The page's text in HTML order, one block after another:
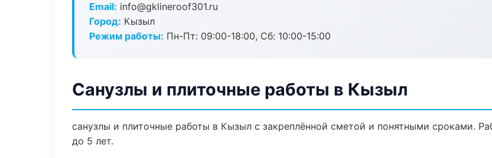
Email: info@gklineroof301.ru
Город: Кызыл
Режим работы: Пн-Пт: 09:00-18:00, Сб: 10:00-15:00
Санузлы и плиточные работы в Кызыл
санузлы и плиточные работы в Кызыл с закреплённой сметой и понятными сроками.
до 5 лет.